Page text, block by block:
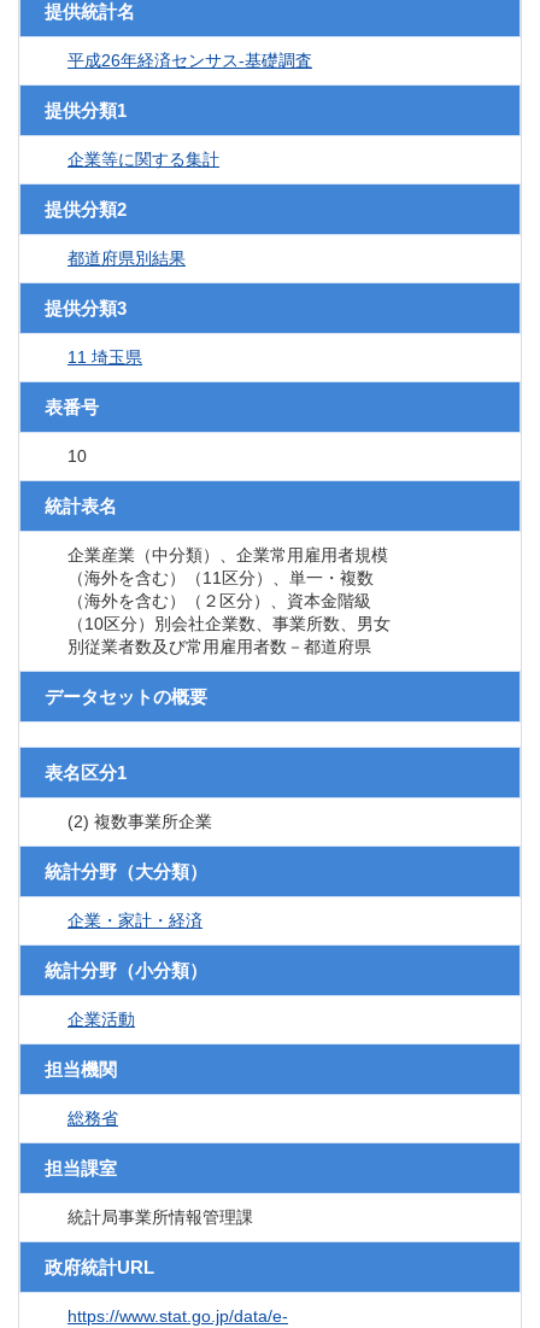
提供統計名
平成26年経済センサス‐基礎調査
提供分類1
企業等に関する集計
提供分類2
都道府県別結果
提供分類3
11 埼玉県
表番号
10
統計表名
企業産業（中分類）、企業常用雇用者規模
（海外を含む）（11区分）、単一・複数
（海外を含む）（２区分）、資本金階級
（10区分）別会社企業数、事業所数、男女
別従業者数及び常用雇用者数－都道府県
データセットの概要
表名区分1
(2) 複数事業所企業
統計分野（大分類）
企業・家計・経済
統計分野（小分類）
企業活動
担当機関
総務省
担当課室
統計局事業所情報管理課
政府統計URL
https://www.stat.go.jp/data/e-